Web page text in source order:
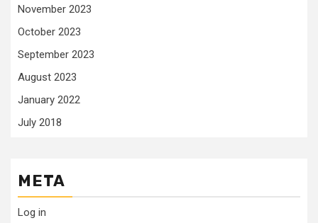
November 2023
October 2023
September 2023
August 2023
January 2022
July 2018
META
Log in